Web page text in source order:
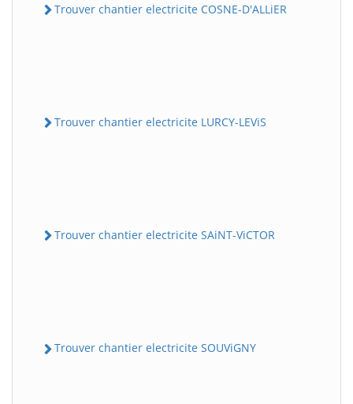
Trouver chantier electricite COSNE-D'ALLiER
Trouver chantier electricite LURCY-LEViS
Trouver chantier electricite SAiNT-ViCTOR
Trouver chantier electricite SOUViGNY